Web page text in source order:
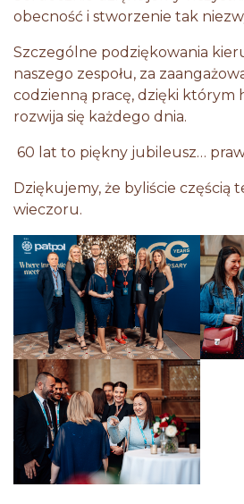
obecność i stworzenie tak
Szczególne podziękowania
naszego zespołu, za
codzienną pracę, dzięki którym
rozwija się każdego dnia.
60 lat to piękny jubileusz…
Dziękujemy, że byliście częścią
wieczoru.